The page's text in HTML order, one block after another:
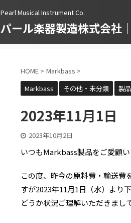
Pearl Musical Instrument Co.
パール楽器製造株式会社
HOME > Markbass >
Markbass
その他・未分類 製
2023年11月1日
2023年10月2日
いつもMarkbass製品をご愛顧
この度、昨今の原料費・輸送費
すが2023年11月1日（水）より
どうか状況ご理解いただきまし